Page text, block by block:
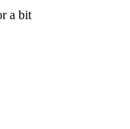
a bit